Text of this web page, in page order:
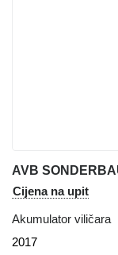
AVB
Cijena na upit
Akumulator viličara
2017